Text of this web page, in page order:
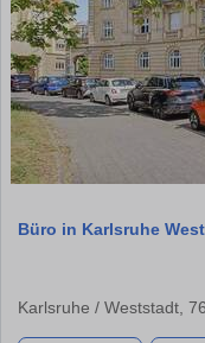
Büro in Karlsruhe
Karlsruhe / Weststadt,